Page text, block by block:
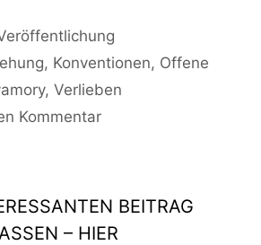
, Konventionen, Offene
, Verlieben
Kommentar
BEITRAG
– HIER